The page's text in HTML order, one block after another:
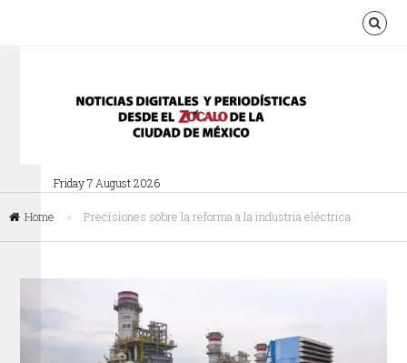
Friday 7 August 2026
Home » Precisiones sobre la reforma a la industria eléctrica